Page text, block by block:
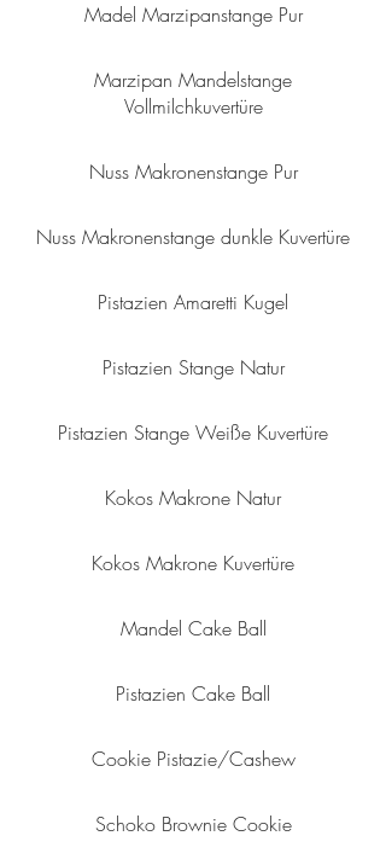
Madel Marzipanstange Pur
Marzipan Mandelstange
Vollmilchkuvertüre
Nuss Makronenstange Pur
Nuss Makronenstange dunkle Kuvertüre
Pistazien Amaretti Kugel
Pistazien Stange Natur
Pistazien Stange Weiße Kuvertüre
Kokos Makrone Natur
Kokos Makrone Kuvertüre
Mandel Cake Ball
Pistazien Cake Ball
Cookie Pistazie/Cashew
Schoko Brownie Cookie